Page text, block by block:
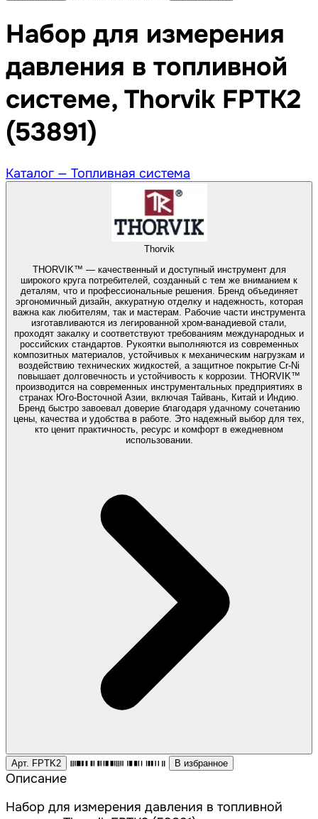
Набор для измерения
давления в топливной
системе, Thorvik FPTK2
(53891)
Каталог — Топливная система
Thorvik
THORVIK™ — качественный и доступный инструмент для
широкого круга потребителей, созданный с тем же вниманием к
деталям, что и профессиональные решения. Бренд объединяет
эргономичный дизайн, аккуратную отделку и надежность, которая
важна как любителям, так и мастерам. Рабочие части инструмента
изготавливаются из легированной хром-ванадиевой стали,
проходят закалку и соответствуют требованиям международных и
российских стандартов. Рукоятки выполняются из современных
композитных материалов, устойчивых к механическим нагрузкам и
воздействию технических жидкостей, а защитное покрытие Cr-Ni
повышает долговечность и устойчивость к коррозии. THORVIK™
производится на современных инструментальных предприятиях в
странах Юго-Восточной Азии, включая Тайвань, Китай и Индию.
Бренд быстро завоевал доверие благодаря удачному сочетанию
цены, качества и удобства в работе. Это надежный выбор для тех,
кто ценит практичность, ресурс и комфорт в ежедневном
использовании.
Арт. FPTK2 В избранное
Описание
Набор для измерения давления в топливной